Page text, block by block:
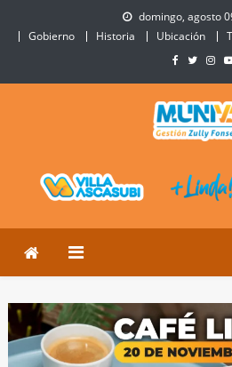
domingo, agosto
Gobierno
Historia Ubicación